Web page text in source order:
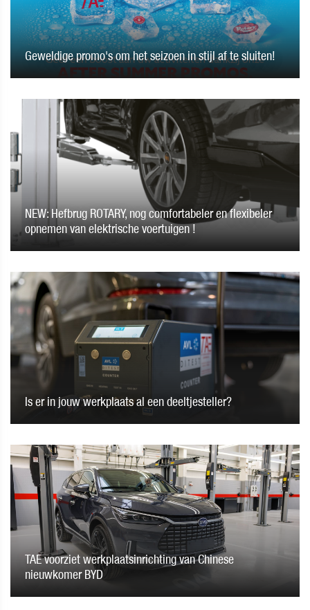
Geweldige promo's om het seizoen in stijl af te sluiten!
NEW: Hefbrug ROTARY, nog comfortabeler en flexibeler
opnemen van elektrische voertuigen !
Is er in jouw werkplaats al een deeltjesteller?
TAE voorziet werkplaatsinrichting van Chinese
nieuwkomer BYD